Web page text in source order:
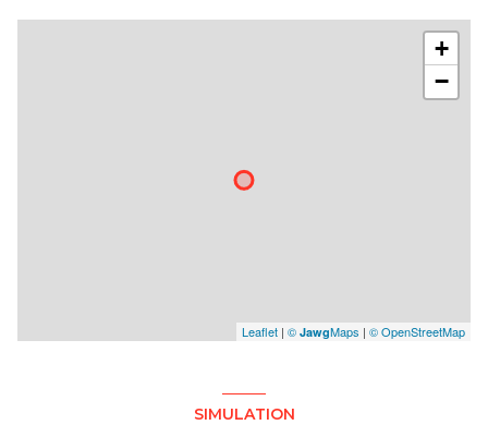
+
−
Leaflet | © JawgMaps | © OpenStreetMap
SIMULATION